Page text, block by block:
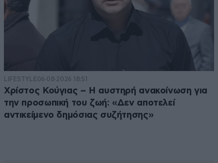
LIFESTYLE06·08·2026 18:51
Χρίστος Κούγιας – Η αυστηρή ανακοίνωση για
την προσωπική του ζωή: «Δεν αποτελεί
αντικείμενο δημόσιας συζήτησης»